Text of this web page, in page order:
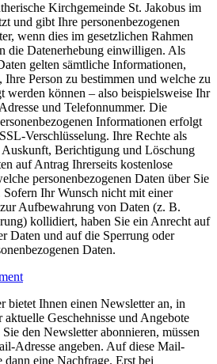
Kirchgemeinde St. Jakobus im
und gibt Ihre personenbezogenen
wenn dies im gesetzlichen Rahmen
die Datenerhebung einwilligen. Als
gelten sämtliche Informationen,
Ihre Person zu bestimmen und welche zu
werden können – also beispielsweise Ihr
und Telefonnummer. Die
Informationen erfolgt
Verschlüsselung. Ihre Rechte als
Auskunft, Berichtigung und Löschung
auf Antrag Ihrerseits kostenlose
personenbezogenen Daten über Sie
Sofern Ihr Wunsch nicht mit einer
Aufbewahrung von Daten (z. B.
kollidiert, haben Sie ein Anrecht auf
Daten und auf die Sperrung oder
Daten.
bietet Ihnen einen Newsletter an, in
aktuelle Geschehnisse und Angebote
den Newsletter abonnieren, müssen
Adresse angeben. Auf diese Mail-
dann eine Nachfrage. Erst bei